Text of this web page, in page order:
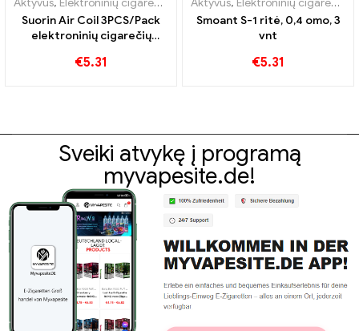
Aktyvus, Elektroninių cigarečių priedai ,Garintuvas
Suorin Air Coil 3PCS/Pack
elektroninių cigarečių
Custom
€5.31
Aktyvus, Elektroninių cigarečių priedai
Smoant S-1 ritė, 0,4 omo, 3
vnt
€5.31
Sveiki atvykę į programą
myvapesite.de!